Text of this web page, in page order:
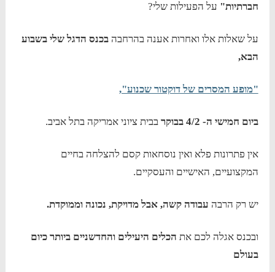
חברתיות" על הפעילות שלי?
על שאלות אלו ואחרות אענה בהרחבהבכנס הדגל שלי בשבוע
הבא,
"מופע המסרים של דוקטור שכנוע",
ביום חמישי ה- 4/2 בבוקר בבית ציוני אמריקה בתל אביב.
אין פתרונות פלא ואין נוסחאות קסם להצלחה בחיים
המקצועיים, האישיים והעסקיים.
יש רק הרבה עבודה קשה, אבל מדויקת, נכונה וממוקדת.
ובכנס אגלה לכם את הכלים היעילים והחדשניים ביותר כיום
בעולם